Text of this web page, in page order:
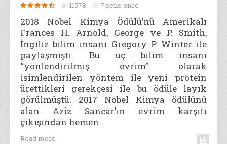
11578 7 sene önce
2018 Nobel Kimya Ödülü’nü Amerikalı
Frances H. Arnold, George ve P. Smith,
İngiliz bilim insanı Gregory P. Winter ile
paylaşmıştı. Bu üç bilim insanı
“yönlendirilmiş evrim” olarak
isimlendirilen yöntem ile yeni protein
ürettikleri gerekçesi ile bu ödüle layık
görülmüştü. 2017 Nobel Kimya ödülünü
alan Aziz Sancar’ın evrim karşıtı
çıkışından hemen
Read more